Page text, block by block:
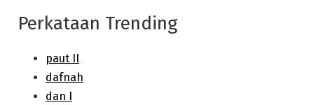
Perkataan Trending